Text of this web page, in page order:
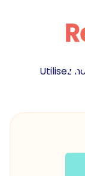
Utilisez